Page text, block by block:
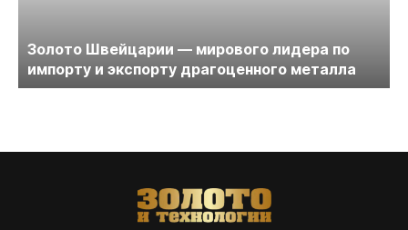
Золото Швейцарии — мирового лидера по
импорту и экспорту драгоценного металла